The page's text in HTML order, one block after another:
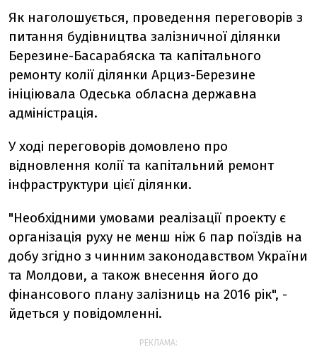
Як наголошується, проведення переговорів з
питання будівництва залізничної ділянки
Березине-Басарабяска та капітального
ремонту колії ділянки Арциз-Березине
ініціювала Одеська обласна державна
адміністрація.
У ході переговорів домовлено про
відновлення колії та капітальний ремонт
інфраструктури цієї ділянки.
"Необхідними умовами реалізації проекту є
організація руху не менш ніж 6 пар поїздів на
добу згідно з чинним законодавством України
та Молдови, а також внесення його до
фінансового плану залізниць на 2016 рік", -
йдеться у повідомленні.
РЕКЛАМА: